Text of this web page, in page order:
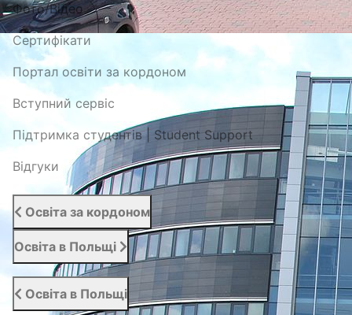
Фото/Відео
Сертифікати
Портал освіти за кордоном
Вступний сервіс
Підтримка студентів | Student Support
Відгуки
Освіта за кордоном
Освіта в Польщі
Освіта в Польщі